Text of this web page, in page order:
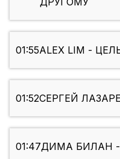
01:55ALEX LIM -
01:52СЕРГЕЙ
01:47ДИМА БИЛАН